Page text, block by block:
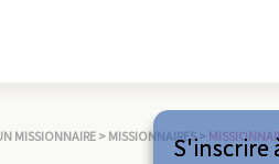
MISSIONNAIRE > MISSIONNAIRES >
S'inscrire